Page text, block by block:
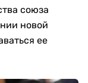
союза
новой
ее